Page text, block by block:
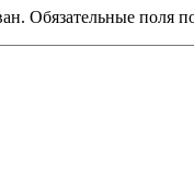
Обязательные поля